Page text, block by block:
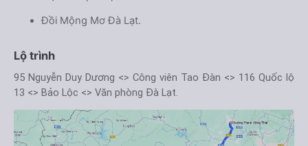
Đồi Mộng Mơ Đà Lạt.
Lộ trình
95 Nguyễn Duy Dương <> Công viên Tao Đàn <> 116 Quốc lộ
13 <> Bảo Lộc <> Văn phòng Đà Lạt.